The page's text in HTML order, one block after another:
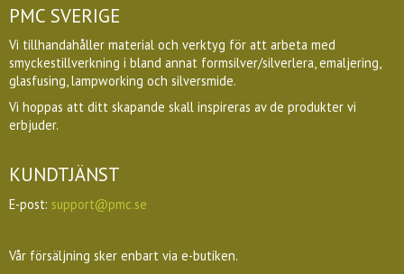
PMC SVERIGE
Vi tillhandahåller material och verktyg för att arbeta med
smyckestillverkning i bland annat formsilver/silverlera, emaljering,
glasfusing, lampworking och silversmide.
Vi hoppas att ditt skapande skall inspireras av de produkter vi
erbjuder.
KUNDTJÄNST
E-post: support@pmc.se
Vår försäljning sker enbart via e-butiken.